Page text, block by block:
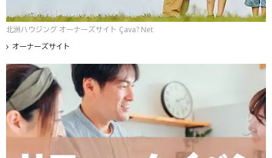
北洲ハウジング オーナーズサイト Çava? Net
オーナーズサイト